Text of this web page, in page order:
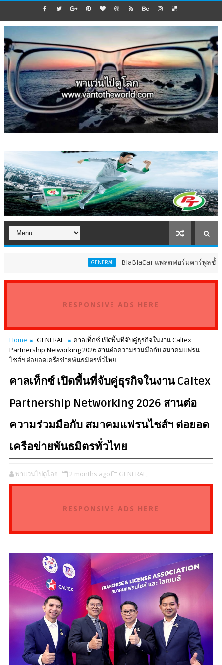
GENERAL BlaBlaCar แพลตฟอร์มคาร์พูลชั้นนำระ
RESPONSIVE ADS HERE
Home GENERAL
คาลเท็กซ์ เปิดพื้นที่จับคู่ธุรกิจในงาน Caltex
Partnership Networking 2026 สานต่อความร่วมมือกับ สมาคมแฟรน
ไชส์ฯ ต่อยอดเครือข่ายพันธมิตรทั่วไทย
คาลเท็กซ์ เปิดพื้นที่จับคู่ธุรกิจในงาน Caltex
Partnership Networking 2026 สานต่อ
ความร่วมมือกับ สมาคมแฟรนไชส์ฯ ต่อยอด
เครือข่ายพันธมิตรทั่วไทย
พาแว่นไปดูโลก 2 months ago GENERAL,
RESPONSIVE ADS HERE